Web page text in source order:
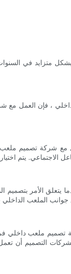
متزايد في
، فإن العمل مع
مع شركة تصميم
يتعلق الأمر
تصميم ملعب داخلي
التصميم أن